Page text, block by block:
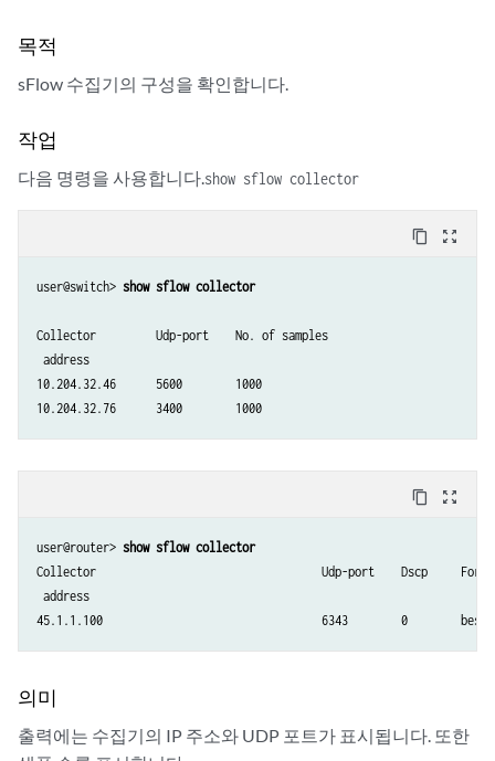
목적
sFlow 수집기의 구성을 확인합니다.
작업
다음 명령을 사용합니다.show sflow collector
content_copy zoom_out_map
user@switch> show sflow collector
Collector         Udp-port    No. of samples
address
10.204.32.46      5600        1000
10.204.32.76      3400        1000
content_copy zoom_out_map
user@router> show sflow collector
Collector                                  Udp-port    Dscp
address
의미
출력에는 수집기의 IP 주소와 UDP 포트가 표시됩니다. 또한